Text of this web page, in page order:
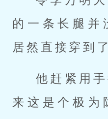
的一条长腿并
居然直接穿到
他赶紧用
来这是个极为